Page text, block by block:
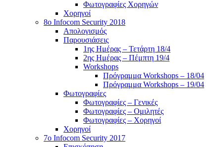
Φωτογραφίες Χορηγών
Χορηγοί
8ο Infocom Security 2018
Απολογισμός
Παρουσιάσεις
1ης Ημέρας – Τετάρτη 18/4
2ης Ημέρας – Πέμπτη 19/4
Workshops
Πρόγραμμα Workshops – 18/04
Πρόγραμμα Workshops – 19/04
Φωτογραφίες
Φωτογραφίες – Γενικές
Φωτογραφίες – Ομιλητές
Φωτογραφίες – Χορηγοί
Χορηγοί
7o Infocom Security 2017